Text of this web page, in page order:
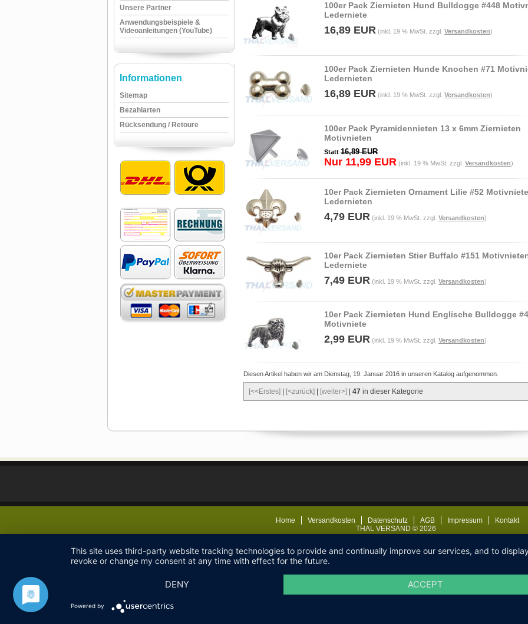
Unsere Partner
Anwendungsbeispiele &
Videoanleitungen (YouTube)
Informationen
Sitemap
Bezahlarten
Rücksendung / Retoure
100er Pack Ziernieten Hund Bulldogge #448
Lederniete
16,89 EUR (inkl. 19 % MwSt. zzgl. Versandkosten)
100er Pack Ziernieten Hunde Knochen #71
Ledernieten
16,89 EUR (inkl. 19 % MwSt. zzgl. Versandkosten)
100er Pack Pyramidennieten 13 x 6mm Ziernieten
Motivnieten
Statt 16,89 EUR
Nur 11,99 EUR (inkl. 19 % MwSt. zzgl. Versandkosten)
10er Pack Ziernieten Ornament Lilie #52
Ledernieten
4,79 EUR (inkl. 19 % MwSt. zzgl. Versandkosten)
10er Pack Ziernieten Stier Buffalo #151
Lederniete
7,49 EUR (inkl. 19 % MwSt. zzgl. Versandkosten)
10er Pack Ziernieten Hund Englische Bulldogge
Motivniete
2,99 EUR (inkl. 19 % MwSt. zzgl. Versandkosten)
Diesen Artikel haben wir am Dienstag, 19. Januar 2016 in unseren Katalog aufgenommen.
[<<Erstes] [<zurück] [weiter>] 47 in dieser Kategorie
Home Versandkosten Datenschutz AGB Impressum
Kontakt
THAL VERSAND © 2026
This site uses third-party website tracking technologies to provide and continually improve our services, and to
revoke or change my consent at any time with effect for the future.
DENY ACCEPT
Powered by